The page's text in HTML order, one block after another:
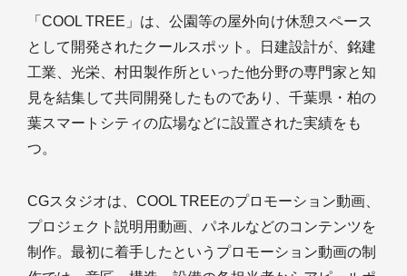
「COOL TREE」は、公園等の屋外向け休憩スペース
として開発されたクールスポット。日建設計が、銘建
工業、光栄、村田製作所といった他分野の専門家と知
見を結集して共同開発したものであり、千葉県・柏の
葉スマートシティの広場などに設置された実績をも
つ。
CGスタジオは、COOL TREEのプロモーション動画、
プロジェクト説明用動画、パネルなどのコンテンツを
制作。最初に着手したというプロモーション動画の制